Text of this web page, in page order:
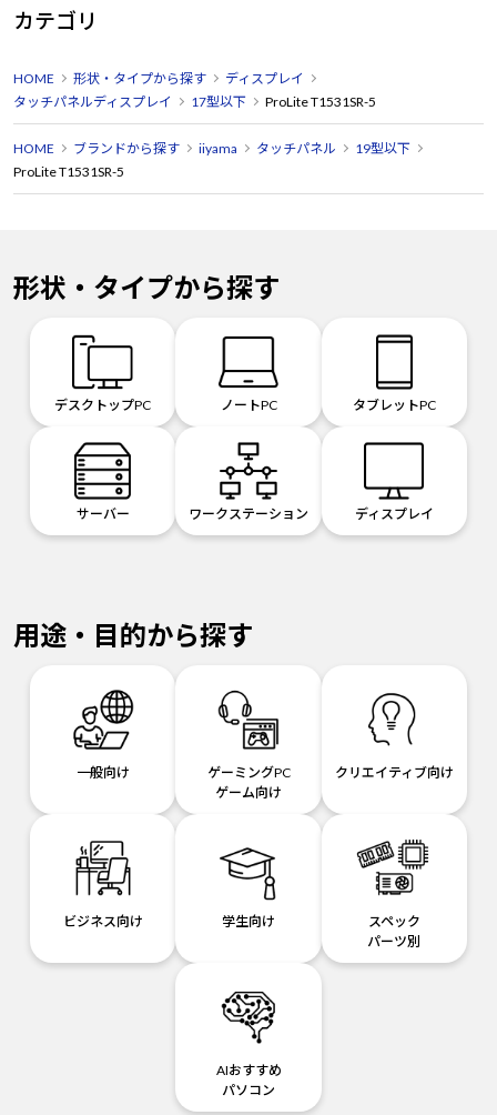
カテゴリ
HOME 形状・タイプから探す
ディスプレイ
タッチパネルディスプレイ
17型以下 ProLite T1531SR-5
HOME ブランドから探す iiyama タッチパネル
19型以下
ProLite T1531SR-5
形状・タイプから探す
デスクトップPC ノートPC タブレットPC
サーバー ワークステーション ディスプレイ
用途・目的から探す
一般向け
ゲーミングPC
ゲーム向け
クリエイティブ向け
ビジネス向け 学生向け
スペック
パーツ別
AIおすすめ
パソコン